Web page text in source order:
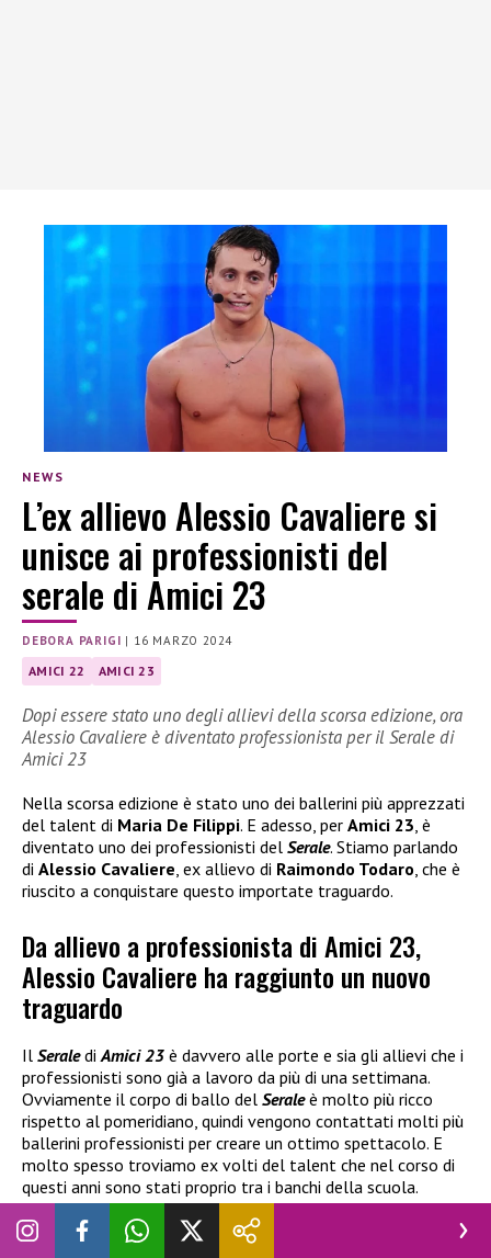
NEWS
L’ex allievo Alessio Cavaliere si
unisce ai professionisti del
serale di Amici 23
DEBORA PARIGI | 16 MARZO 2024
AMICI 22 AMICI 23
Dopi essere stato uno degli allievi della scorsa edizione, ora
Alessio Cavaliere è diventato professionista per il Serale di
Amici 23
Nella scorsa edizione è stato uno dei ballerini più apprezzati
del talent di Maria De Filippi. E adesso, per Amici 23 , è
diventato uno dei professionisti del Serale. Stiamo parlando
di Alessio Cavaliere , ex allievo di Raimondo Todaro , che è
riuscito a conquistare questo importate traguardo.
Da allievo a professionista di Amici 23,
Alessio Cavaliere ha raggiunto un nuovo
traguardo
Il SeralediAmici 23 è davvero alle porte e sia gli allievi che i
professionisti sono già a lavoro da più di una settimana.
Ovviamente il corpo di ballo del Seraleè molto più ricco
rispetto al pomeridiano, quindi vengono contattati molti più
ballerini professionisti per creare un ottimo spettacolo. E
molto spesso troviamo ex volti del talent che nel corso di
questi anni sono stati proprio tra i banchi della scuola.